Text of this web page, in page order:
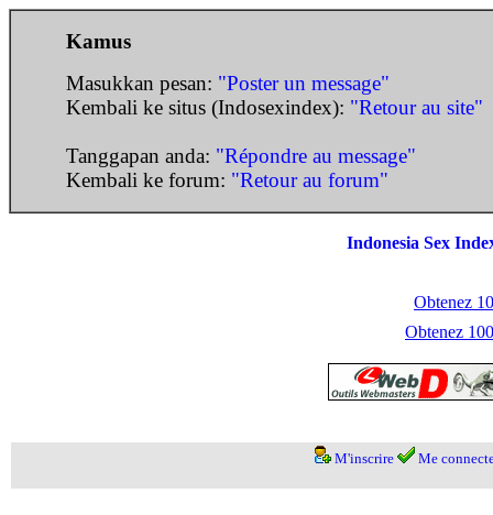
Kamus
Masukkan pesan: "Poster un message"
Kembali ke situs (Indosexindex): "Retour au site"
Tanggapan anda: "Répondre au message"
Kembali ke forum: "Retour au forum"
Indonesia Sex
Obtenez
Obtenez
M'inscrire Me